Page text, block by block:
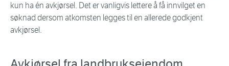
kun ha én avkjørsel. Det er vanligvis lettere å få innvilget en
søknad dersom atkomsten legges til en allerede godkjent
avkjørsel.